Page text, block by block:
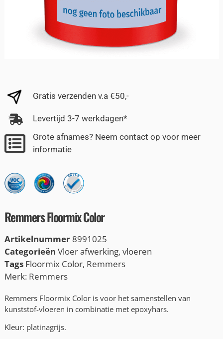
Gratis verzenden v.a €50,-
Levertijd 3-7 werkdagen*
Grote afnames? Neem contact op voor meer
informatie
Remmers Floormix Color
Artikelnummer 8991025
Categorieën Vloer afwerking, vloeren
Tags Floormix Color, Remmers
Merk: Remmers
Remmers Floormix Color is voor het samenstellen van
kunststof-vloeren in combinatie met epoxyhars.
Kleur: platinagrijs.